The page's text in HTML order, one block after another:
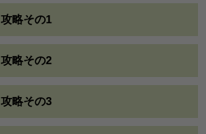
攻略その1
攻略その2
攻略その3